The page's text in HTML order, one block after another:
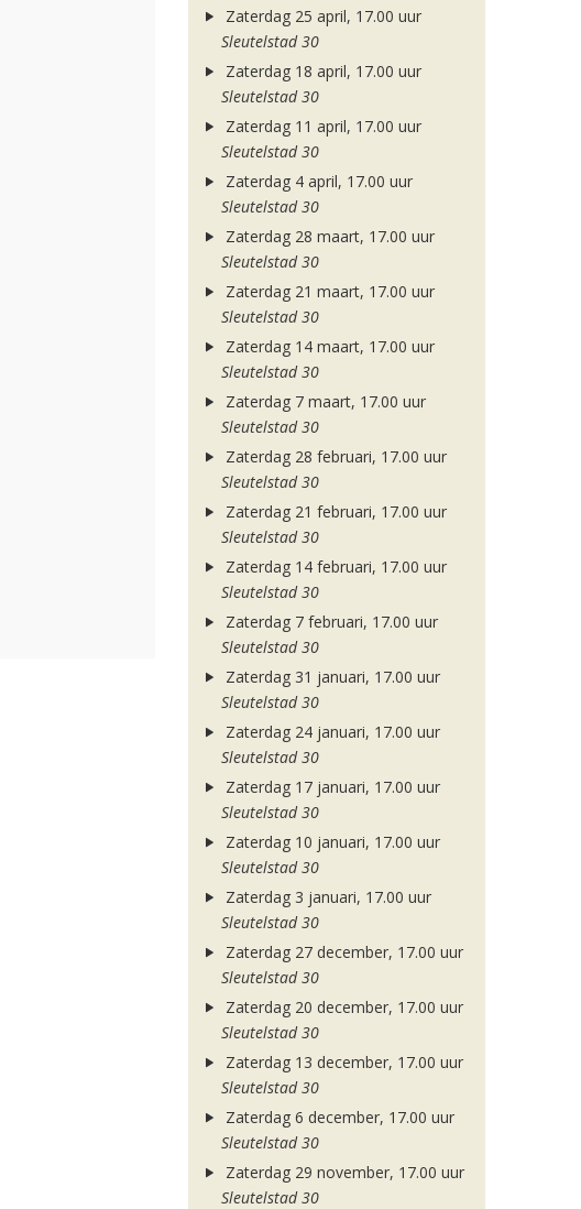
Zaterdag 25 april, 17.00 uur
Sleutelstad 30
Zaterdag 18 april, 17.00 uur
Sleutelstad 30
Zaterdag 11 april, 17.00 uur
Sleutelstad 30
Zaterdag 4 april, 17.00 uur
Sleutelstad 30
Zaterdag 28 maart, 17.00 uur
Sleutelstad 30
Zaterdag 21 maart, 17.00 uur
Sleutelstad 30
Zaterdag 14 maart, 17.00 uur
Sleutelstad 30
Zaterdag 7 maart, 17.00 uur
Sleutelstad 30
Zaterdag 28 februari, 17.00 uur
Sleutelstad 30
Zaterdag 21 februari, 17.00 uur
Sleutelstad 30
Zaterdag 14 februari, 17.00 uur
Sleutelstad 30
Zaterdag 7 februari, 17.00 uur
Sleutelstad 30
Zaterdag 31 januari, 17.00 uur
Sleutelstad 30
Zaterdag 24 januari, 17.00 uur
Sleutelstad 30
Zaterdag 17 januari, 17.00 uur
Sleutelstad 30
Zaterdag 10 januari, 17.00 uur
Sleutelstad 30
Zaterdag 3 januari, 17.00 uur
Sleutelstad 30
Zaterdag 27 december, 17.00 uur
Sleutelstad 30
Zaterdag 20 december, 17.00 uur
Sleutelstad 30
Zaterdag 13 december, 17.00 uur
Sleutelstad 30
Zaterdag 6 december, 17.00 uur
Sleutelstad 30
Zaterdag 29 november, 17.00 uur
Sleutelstad 30